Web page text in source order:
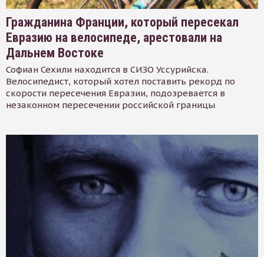
Гражданина Франции, который пересекал
Евразию на велосипеде, арестовали на
Дальнем Востоке
Софиан Сехили находится в СИЗО Уссурийска.
Велосипедист, который хотел поставить рекорд по
скорости пересечения Евразии, подозревается в
незаконном пересечении российской границы